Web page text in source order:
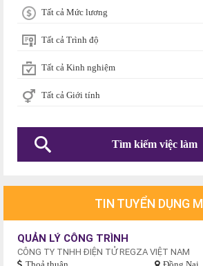
Tất cả Mức lương
Tất cả Trình độ
Tất cả Kinh nghiệm
Tất cả Giới tính
TIN TUYỂN DỤNG
QUẢN LÝ CÔNG TRÌNH
CÔNG TY TNHH ĐIỆN TỬ REGZA VIỆT NAM